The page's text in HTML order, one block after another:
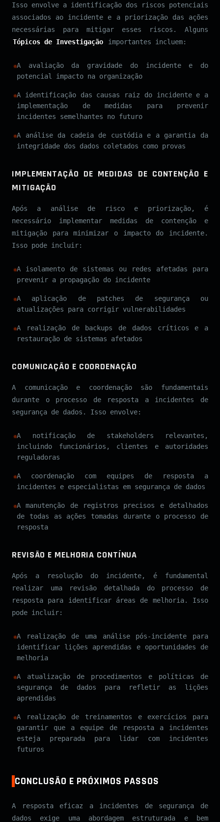
Isso envolve a identificação dos riscos potenciais
associados ao incidente e a priorização das ações
necessárias para mitigar esses riscos. Alguns
Tópicos de Investigação
importantes incluem:
A avaliação da gravidade do incidente e do
potencial impacto na organização
A identificação das causas raiz do incidente e a
implementação de medidas para prevenir
incidentes semelhantes no futuro
A análise da cadeia de custódia e a garantia da
integridade dos dados coletados como provas
IMPLEMENTAÇÃO DE MEDIDAS DE CONTENÇÃO E
MITIGAÇÃO
Após a análise de risco e priorização, é
necessário implementar medidas de contenção e
mitigação para minimizar o impacto do incidente.
Isso pode incluir:
A isolamento de sistemas ou redes afetadas para
prevenir a propagação do incidente
A aplicação de patches de segurança ou
atualizações para corrigir vulnerabilidades
A realização de backups de dados críticos e a
restauração de sistemas afetados
COMUNICAÇÃO E COORDENAÇÃO
A comunicação e coordenação são fundamentais
durante o processo de resposta a incidentes de
segurança de dados. Isso envolve:
A notificação de stakeholders relevantes,
incluindo funcionários, clientes e autoridades
reguladoras
A coordenação com equipes de resposta a
incidentes e especialistas em segurança de dados
A manutenção de registros precisos e detalhados
de todas as ações tomadas durante o processo de
resposta
REVISÃO E MELHORIA CONTÍNUA
Após a resolução do incidente, é fundamental
realizar uma revisão detalhada do processo de
resposta para identificar áreas de melhoria. Isso
pode incluir:
A realização de uma análise pós-incidente para
identificar lições aprendidas e oportunidades de
melhoria
A atualização de procedimentos e políticas de
segurança de dados para refletir as lições
aprendidas
A realização de treinamentos e exercícios para
garantir que a equipe de resposta a incidentes
esteja preparada para lidar com incidentes
futuros
CONCLUSÃO E PRÓXIMOS PASSOS
A resposta eficaz a incidentes de segurança de
dados exige uma abordagem estruturada e bem